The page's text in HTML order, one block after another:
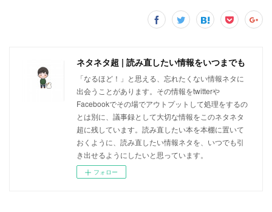
ネタネタ超 | 読み直したい情報をいつまでも
「なるほど！」と思える、忘れたくない情報ネタに
出会うことがあります。その情報をtwitterや
Facebookでその場でアウトプットして処理をするの
とは別に、議事録として大切な情報をこのネタネタ
超に残しています。読み直したい本を本棚に置いて
おくように、読み直したい情報ネタを、いつでも引
き出せるようにしたいと思っています。
フォロー